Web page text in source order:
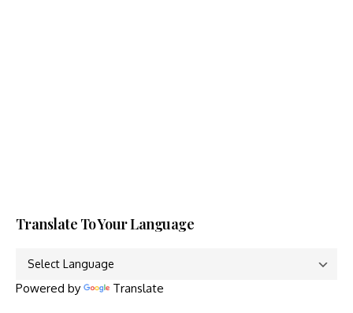
Translate To Your Language
Powered by Translate